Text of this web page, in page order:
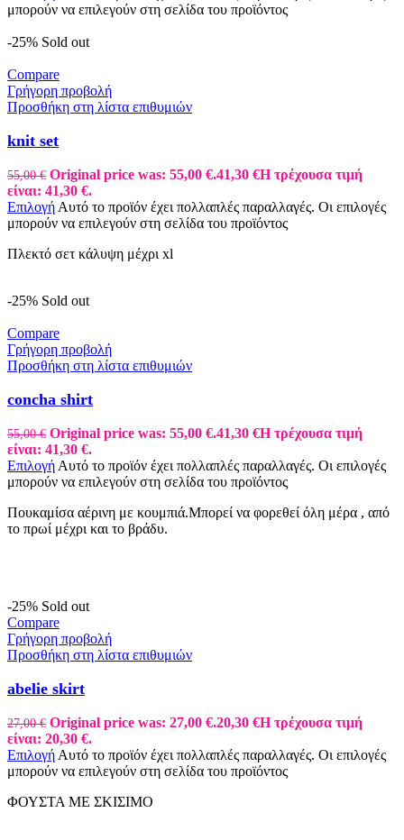
μπορούν να επιλεγούν στη σελίδα του προϊόντος
-25% Sold out
Compare
Γρήγορη προβολή
Προσθήκη στη λίστα επιθυμιών
knit set
55,00€ Original price was: 55,00 €.41,30 €Η τρέχουσα τιμή
είναι: 41,30 €.
Επιλογή Αυτό το προϊόν έχει πολλαπλές παραλλαγές. Οι επιλογές
μπορούν να επιλεγούν στη σελίδα του προϊόντος
Πλεκτό σετ κάλυψη μέχρι xl
-25% Sold out
Compare
Γρήγορη προβολή
Προσθήκη στη λίστα επιθυμιών
concha shirt
55,00€ Original price was: 55,00 €.41,30 €Η τρέχουσα τιμή
είναι: 41,30 €.
Επιλογή Αυτό το προϊόν έχει πολλαπλές παραλλαγές. Οι επιλογές
μπορούν να επιλεγούν στη σελίδα του προϊόντος
Πουκαμίσα αέρινη με κουμπιά.Μπορεί να φορεθεί όλη μέρα , από
το πρωί μέχρι και το βράδυ.
-25% Sold out
Compare
Γρήγορη προβολή
Προσθήκη στη λίστα επιθυμιών
abelie skirt
27,00€ Original price was: 27,00 €.20,30 €Η τρέχουσα τιμή
είναι: 20,30 €.
Επιλογή Αυτό το προϊόν έχει πολλαπλές παραλλαγές. Οι επιλογές
μπορούν να επιλεγούν στη σελίδα του προϊόντος
ΦΟΥΣΤΑ ΜΕ ΣΚΙΣΙΜΟ